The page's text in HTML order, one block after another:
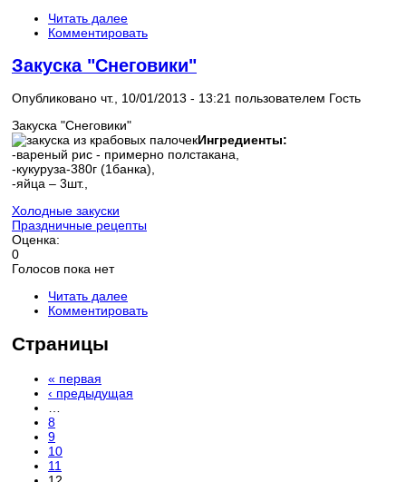
Читать далее
Комментировать
Закуска "Снеговики"
Опубликовано чт., 10/01/2013 - 13:21 пользователем Гость
Закуска "Снеговики"
Ингредиенты:
-вареный рис - примерно полстакана,
-кукуруза-380г (1банка),
-яйца – 3шт.,
Холодные закуски
Праздничные рецепты
Оценка:
0
Голосов пока нет
Читать далее
Комментировать
Страницы
« первая
‹ предыдущая
8
9
10
11